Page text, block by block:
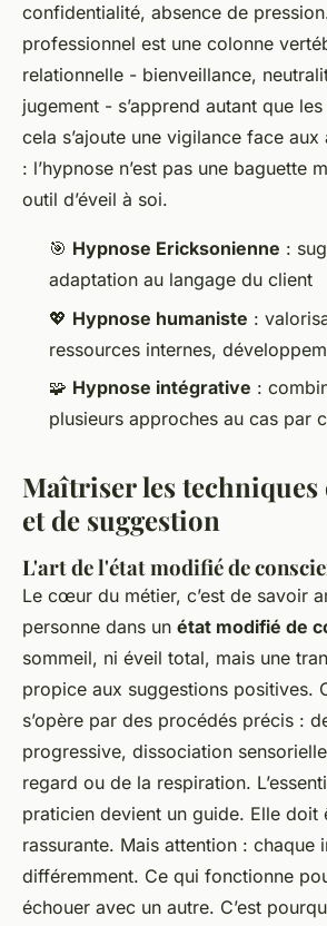
confidentialité, absence de
professionnel est une colonne
relationnelle - bienveillance,
jugement - s’apprend autant que
cela s’ajoute une vigilance face
: l’hypnose n’est pas une baguette
outil d’éveil à soi.
🎯 Hypnose Ericksonienne :
adaptation au langage du client
💖 Hypnose humaniste :
ressources internes,
🧩 Hypnose intégrative :
plusieurs approches au cas par
Maîtriser les
et de suggestion
L'art de l'état modifié de
Le cœur du métier, c’est de savoir
personne dans un état modifié de
sommeil, ni éveil total, mais une
propice aux suggestions positives.
s’opère par des procédés précis :
progressive, dissociation
regard ou de la respiration.
praticien devient un guide. Elle doit
rassurante. Mais attention : chaque
différemment. Ce qui fonctionne
échouer avec un autre. C’est